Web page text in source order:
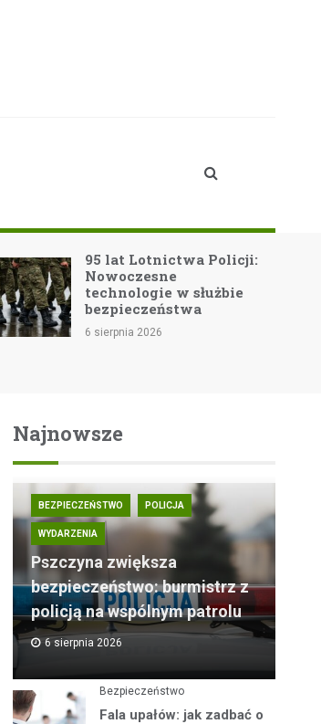
95 lat Lotnictwa Policji:
Nowoczesne
technologie w służbie
bezpieczeństwa
6 sierpnia 2026
Najnowsze
BEZPIECZEŃSTWO POLICJA
WYDARZENIA
Pszczyna zwiększa
bezpieczeństwo: burmistrz z
policją na wspólnym patrolu
6 sierpnia 2026
Bezpieczeństwo
Fala upałów: jak zadbać o